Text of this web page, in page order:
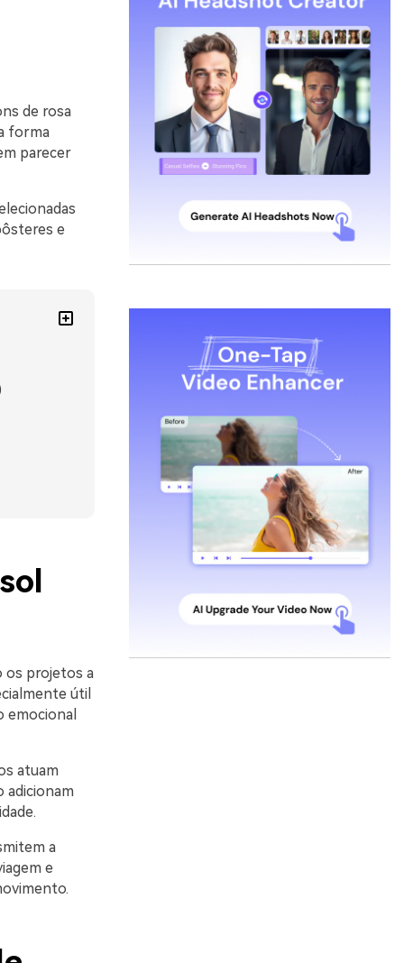
de rosa
forma
parecer
e
os projetos a
útil
emocional
atuam
adicionam
a
e